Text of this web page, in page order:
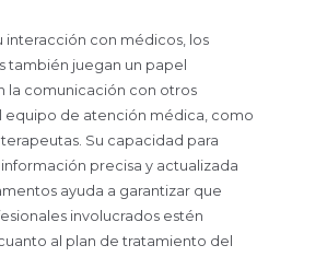
interacción con médicos, los
también juegan un papel
la comunicación con otros
equipo de atención médica, como
Su capacidad para
precisa y actualizada
ayuda a garantizar que
involucrados estén
al plan de tratamiento del